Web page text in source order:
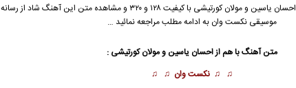
احسان یاسین
و مولان کورتیشی با کیفیت ۱۲۸ و ۳۲۰ و مشاهده متن این آهنگ شاد از رسانه
موسیقی نکست وان به ادامه مطلب مراجعه نمائید …
متن آهنگ با هم ازاحسان یاسین و مولان کورتیشی :
♫ ♫ نکست وان ♫ ♫